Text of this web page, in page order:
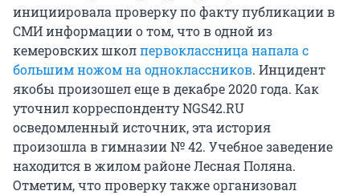
инициировала проверку по факту публикации в
СМИ информации о том, что в одной из
кемеровских школпервоклассница напала с
большим ножом на одноклассников. Инцидент
якобы произошел еще в декабре 2020 года. Как
уточнил корреспонденту NGS42.RU
осведомленный источник, эта история
произошла в гимназии № 42. Учебное заведение
находится в жилом районе Лесная Поляна.
Отметим, что проверку также организовал